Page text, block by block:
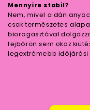
Mennyire stabil?
Nem, mivel a dán
csak természetes
bioragasztóval
fejbőrön sem okoz
legextrémebb időjárási